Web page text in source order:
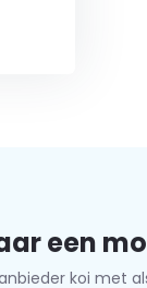
een
koi met